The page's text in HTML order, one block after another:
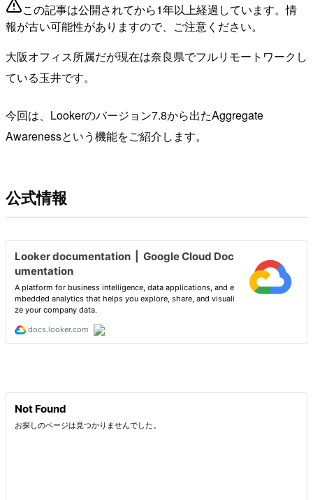
この記事は公開されてから1年以上経過しています。情
報が古い可能性がありますので、ご注意ください。
大阪オフィス所属だが現在は奈良県でフルリモートワークし
ている玉井です。
今回は、Lookerのバージョン7.8から出たAggregate
Awarenessという機能をご紹介します。
公式情報